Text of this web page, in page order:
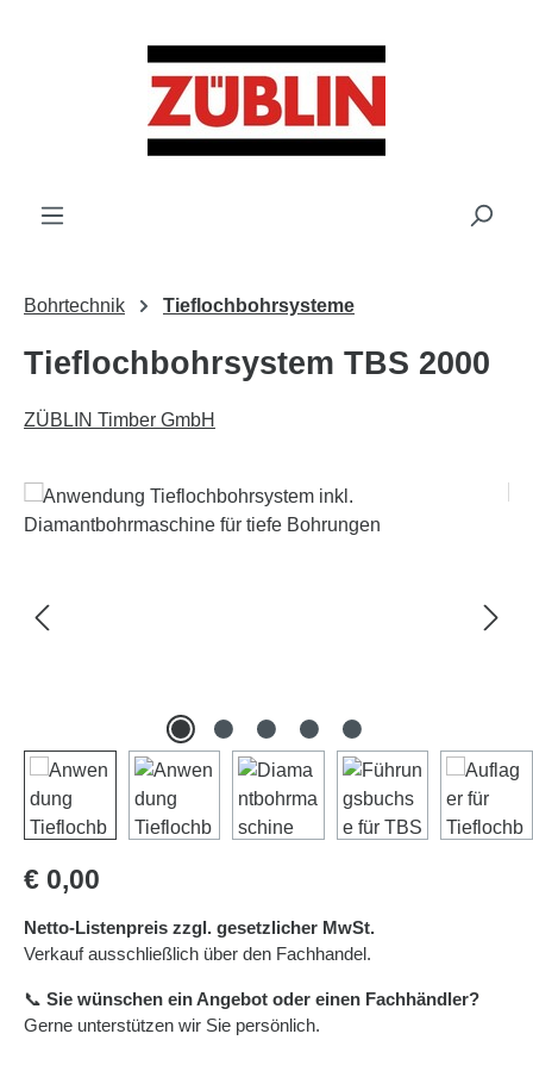
Bohrtechnik Tieflochbohrsysteme
Tieflochbohrsystem TBS 2000
ZÜBLIN Timber GmbH
Bildergalerie überspringen
Regulärer Preis:
€ 0,00
Netto-Listenpreis zzgl. gesetzlicher MwSt.
Verkauf ausschließlich über den Fachhandel.
📞 Sie wünschen ein Angebot oder einen Fachhändler?
Gerne unterstützen wir Sie persönlich.